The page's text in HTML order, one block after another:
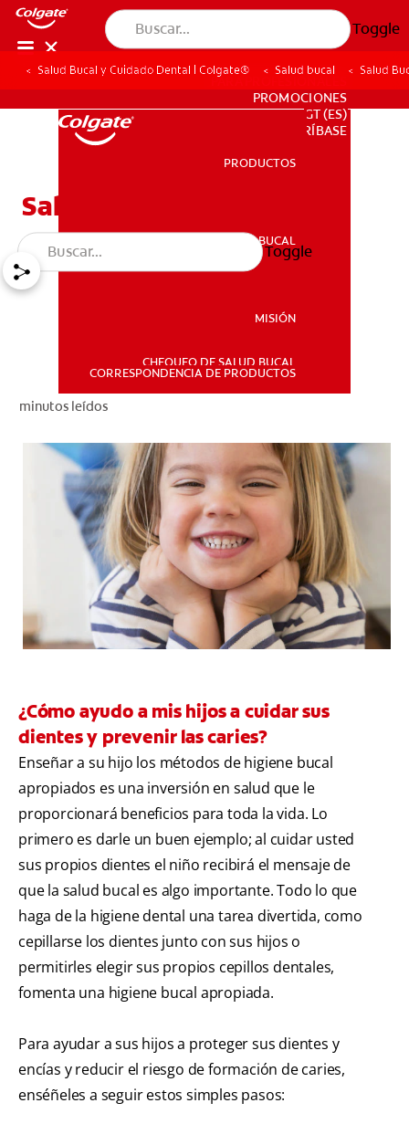
Toggle
SALUD BUCAL
CORRESPONDENCIA DE PRODUCTOS
PARA PROFESIONALES
PROMOCIONES
GT (ES)
PARA PROFESIONALES
PROMOCIONES
GT (ES)
SUSCRÍBASE
PRODUCTOS
SALUD BUCAL
MISIÓN
CHEQUEO DE SALUD BUCAL
CORRESPONDENCIA DE PRODUCTOS
Toggle
Salud Bucal y Cuidado Dental | Colgate® Salud bucal Salud
Salud Bucal Para Niños
minutos leídos
¿Cómo ayudo a mis hijos a cuidar sus
dientes y prevenir las caries?
Enseñar a su hijo los métodos de higiene bucal
apropiados es una inversión en salud que le
proporcionará beneficios para toda la vida. Lo
primero es darle un buen ejemplo; al cuidar usted
sus propios dientes el niño recibirá el mensaje de
que la salud bucal es algo importante. Todo lo que
haga de la higiene dental una tarea divertida, como
cepillarse los dientes junto con sus hijos o
permitirles elegir sus propios cepillos dentales,
fomenta una higiene bucal apropiada.
Para ayudar a sus hijos a proteger sus dientes y
encías y reducir el riesgo de formación de caries,
enséñeles a seguir estos simples pasos: